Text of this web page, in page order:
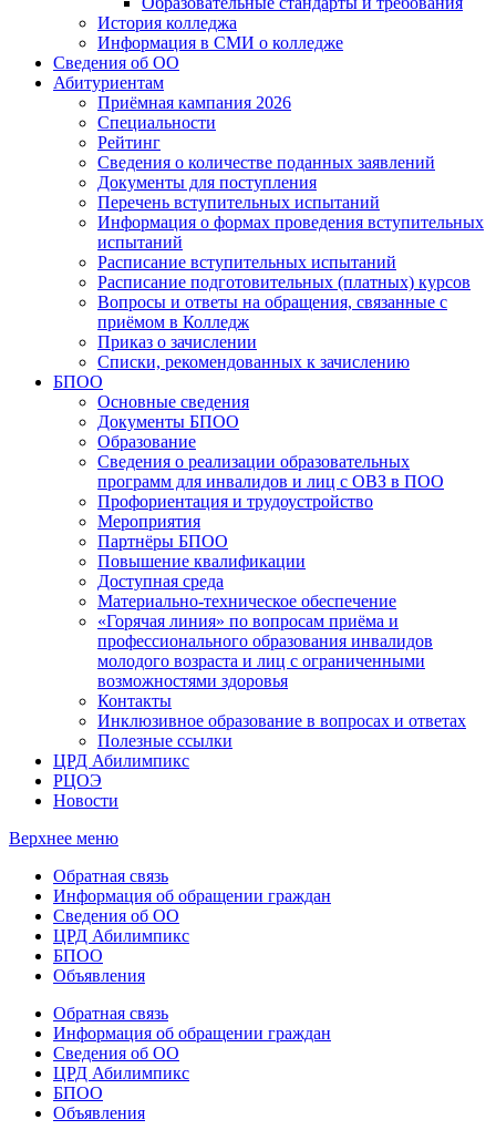
История колледжа
Информация в СМИ о колледже
Сведения об ОО
Абитуриентам
Приёмная кампания 2026
Специальности
Рейтинг
Сведения о количестве поданных заявлений
Документы для поступления
Перечень вступительных испытаний
Информация о формах проведения вступительных
испытаний
Расписание вступительных испытаний
Расписание подготовительных (платных) курсов
Вопросы и ответы на обращения, связанные с
приёмом в Колледж
Приказ о зачислении
Списки, рекомендованных к зачислению
БПОО
Основные сведения
Документы БПОО
Образование
Сведения о реализации образовательных
программ для инвалидов и лиц с ОВЗ в ПОО
Профориентация и трудоустройство
Мероприятия
Партнёры БПОО
Повышение квалификации
Доступная среда
Материально-техническое обеспечение
«Горячая линия» по вопросам приёма и
профессионального образования инвалидов
молодого возраста и лиц с ограниченными
возможностями здоровья
Контакты
Инклюзивное образование в вопросах и ответах
Полезные ссылки
ЦРД Абилимпикс
РЦОЭ
Новости
Верхнее меню
Обратная связь
Информация об обращении граждан
Сведения об ОО
ЦРД Абилимпикс
БПОО
Объявления
Обратная связь
Информация об обращении граждан
Сведения об ОО
ЦРД Абилимпикс
БПОО
Объявления